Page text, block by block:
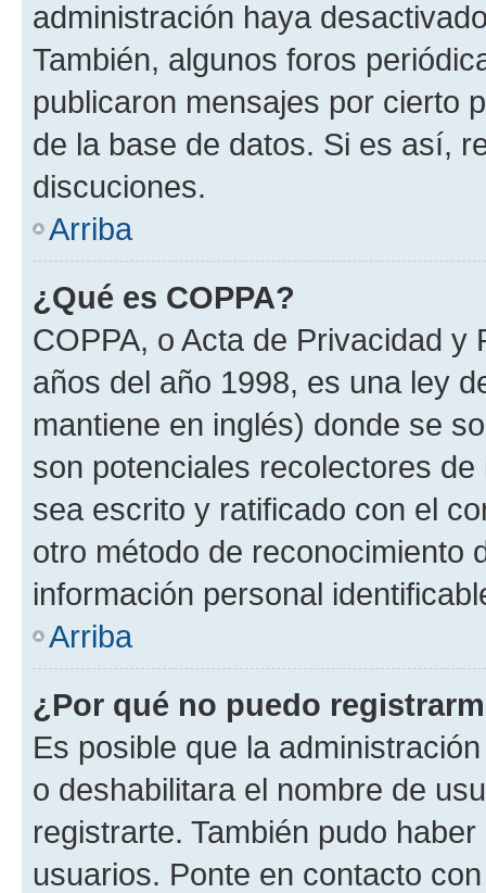
administración haya
También, algunos foros
publicaron mensajes por cierto
de la base de datos. Si es así,
discuciones.
Arriba
¿Qué es COPPA?
COPPA, o Acta de Privacidad
años del año 1998, es una ley
mantiene en inglés) donde se
son potenciales recolectores
sea escrito y ratificado con el
otro método de reconocimiento
información personal
Arriba
¿Por qué no puedo
Es posible que la
o deshabilitara el nombre de
registrarte. También pudo
usuarios. Ponte en contacto